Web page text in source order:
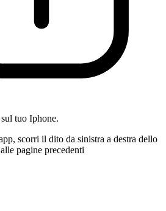
tuo Iphone.
scorri il dito da sinistra a destra dello
pagine precedenti